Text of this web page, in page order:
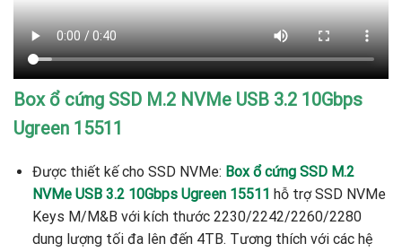
Box ổ cứng SSD M.2 NVMe USB 3.2 10Gbps
Ugreen 15511
Được thiết kế cho SSD NVMe: Box ổ cứng SSD M.2
NVMe USB 3.2 10Gbps Ugreen 15511 hỗ trợ SSD NVMe
Keys M/M&B với kích thước 2230/2242/2260/2280
dung lượng tối đa lên đến 4TB. Tương thích với các hệ